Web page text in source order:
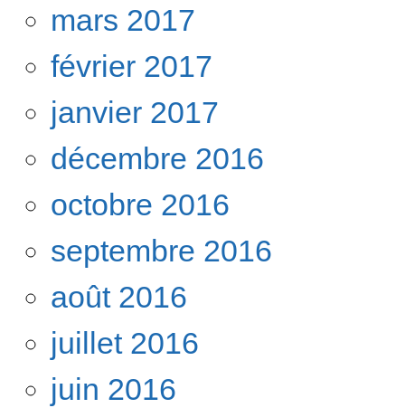
mars 2017
février 2017
janvier 2017
décembre 2016
octobre 2016
septembre 2016
août 2016
juillet 2016
juin 2016